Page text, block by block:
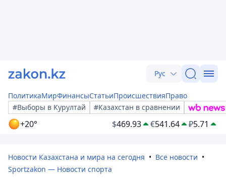
Рус
ПолитикаМирФинансыСтатьиПроисшествияПраво
#Выборы в Курултай
#Казахстан в сравнении
+20° $469.93 €541.64 ₽5.71
Новости Казахстана и мира на сегодня
Все новости
Sportzakon — Новости спорта